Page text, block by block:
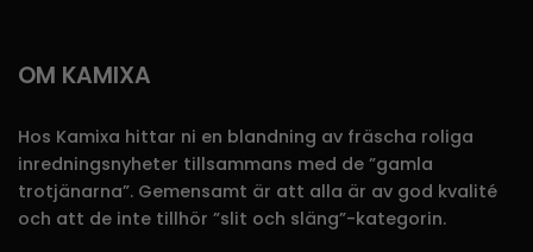
OM KAMIXA
Hos Kamixa hittar ni en blandning av fräscha roliga
inredningsnyheter tillsammans med de ”gamla
trotjänarna”. Gemensamt är att alla är av god kvalité
och att de inte tillhör ”slit och släng”-kategorin.